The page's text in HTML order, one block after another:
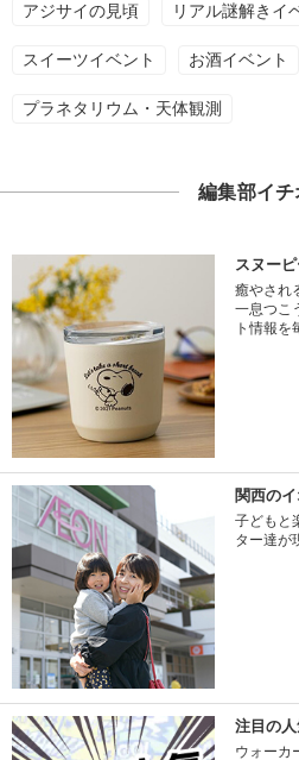
アジサイの見頃 リアル謎解きイ
スイーツイベント お酒イベント
プラネタリウム・天体観測
編集部イチ
スヌー
癒やされ
一息つこ
ト情報を
関西の
子どもと
ター達が
注目の人
ウォーカ